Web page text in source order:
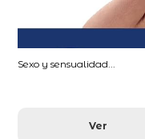
Sexo y sensualidad...
Ver